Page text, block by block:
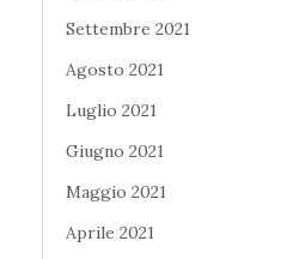
Settembre 2021
Agosto 2021
Luglio 2021
Giugno 2021
Maggio 2021
Aprile 2021